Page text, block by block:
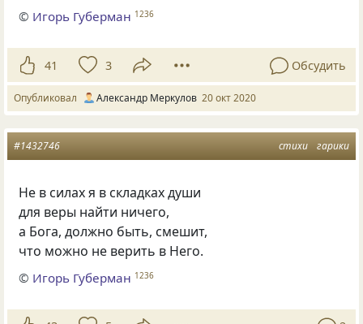
© Игорь Губерман 1236
41 3 Обсудить
Опубликовал Александр Меркулов 20 окт 2020
стихи гарики
#1432746
Не в силах я в складках души
для веры найти ничего,
а Бога, должно быть, смешит,
что можно не верить в Него.
© Игорь Губерман 1236